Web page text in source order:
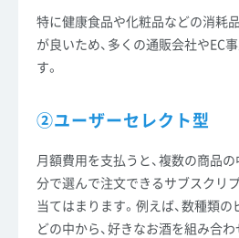
特に健康食品や化粧品などの消耗
が良いため、多くの通販会社やEC
す。
②ユーザーセレクト型
月額費用を支払うと、複数の商品
分で選んで注文できるサブスクリ
当てはまります。例えば、数種類
どの中から、好きなお酒を組み合わ